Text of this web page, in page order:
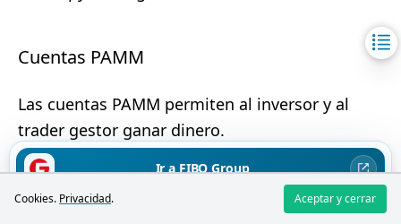
Cuentas PAMM
Las cuentas PAMM permiten al inversor y al
trader gestor ganar dinero.
Ir a FIBO Group
Operar con CFD implica un alto riesgo
Cookies. Privacidad. Aceptar y cerrar